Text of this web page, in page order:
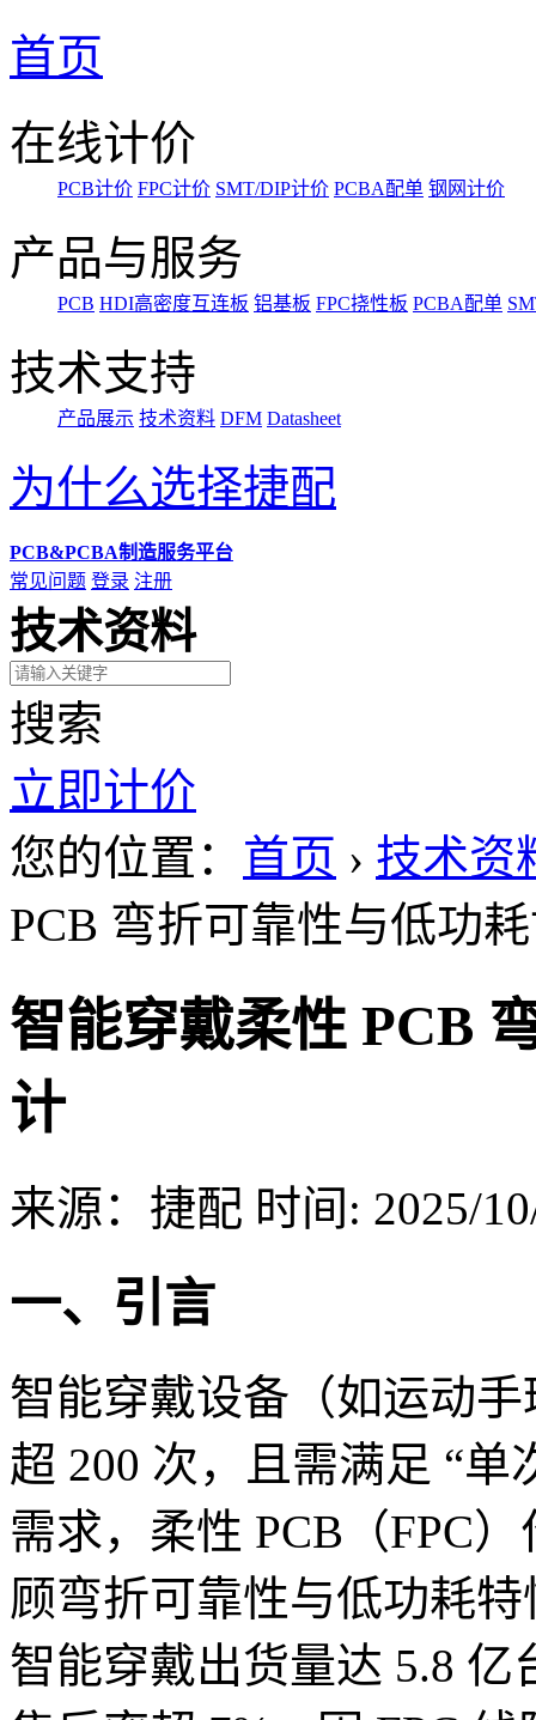
首页
在线计价
PCB计价 FPC计价 SMT/DIP计价 PCBA配单 钢网计价
产品与服务
PCB HDI高密度互连板 铝基板 FPC挠性板 PCBA配单
技术支持
产品展示 技术资料 DFM Datasheet
为什么选择捷配
PCB&PCBA制造服务平台
常见问题 登录 注册
技术资料
搜索
立即计价
您的位置： 首页 › 技术资
PCB 弯折可靠性与低功
智能穿戴柔性 PCB
计
来源：捷配 时间: 2025/
一、引言
智能穿戴设备（如运动
超 200 次，且需满足 “
需求，柔性 PCB（FPC
顾弯折可靠性与低功耗
智能穿戴出货量达 5.8 亿